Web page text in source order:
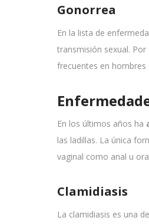
Gonorrea
En la lista de
transmisión sexual. Por
frecuentes en hombres
En los últimos años ha
las ladillas. La única
vaginal como anal u
Clamidiasis
La clamidiasis es una